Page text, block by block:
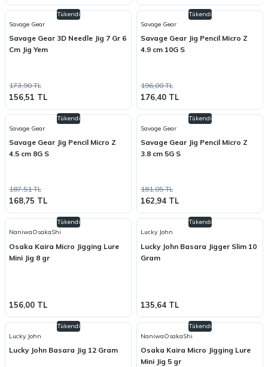
Tükendi
Savage Gear
Savage Gear 3D Needle Jig 7 Gr 6
Cm Jig Yem
173,90 TL
156,51 TL
Tükendi
Savage Gear
Savage Gear Jig Pencil Micro Z
4.9 cm 10G S
196,00 TL
176,40 TL
Tükendi
Savage Gear
Savage Gear Jig Pencil Micro Z
4.5 cm 8G S
187,51 TL
168,75 TL
Tükendi
Savage Gear
Savage Gear Jig Pencil Micro Z
3.8 cm 5G S
181,05 TL
162,94 TL
Tükendi
NaniwaOsakaShi
Osaka Kaira Micro Jigging Lure
Mini Jig 8 gr
156,00 TL
Tükendi
Lucky John
Lucky John Basara Jigger Slim 10
Gram
135,64 TL
Tükendi
Lucky John
Lucky John Basara Jig 12 Gram
Tükendi
NaniwaOsakaShi
Osaka Kaira Micro Jigging Lure
Mini Jig 5 gr